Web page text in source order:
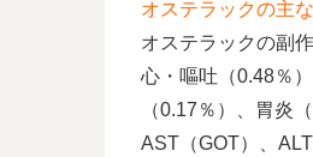
オステラックの主
オステラックの副
心・嘔吐（0.48％
（0.17％）、胃炎
AST（GOT）、